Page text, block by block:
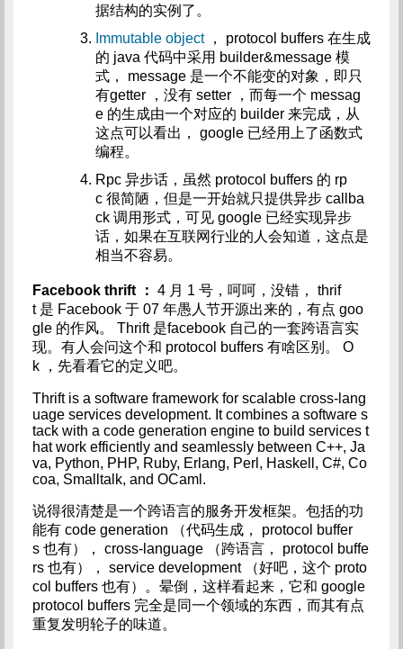
据结构的实例了。
Immutable object， protocol buffers 在生成
的 java 代码中采用 builder&message 模
式， message 是一个不能变的对象，即只
有getter ，没有 setter ，而每一个 messag
e 的生成由一个对应的 builder 来完成，从
这点可以看出， google 已经用上了函数式
编程。
Rpc 异步话，虽然 protocol buffers 的 rp
c 很简陋，但是一开始就只提供异步 callba
ck 调用形式，可见 google 已经实现异步
话，如果在互联网行业的人会知道，这点是
相当不容易。
Facebook thrift ： 4 月 1 号，呵呵，没错， thrif
t 是 Facebook 于 07 年愚人节开源出来的，有点 goo
gle 的作风。 Thrift 是facebook 自己的一套跨语言实
现。有人会问这个和 protocol buffers 有啥区别。 O
k ，先看看它的定义吧。
Thrift is a software framework for scalable cross-lang
uage services development. It combines a software s
tack with a code generation engine to build services t
hat work efficiently and seamlessly between C++, Ja
va, Python, PHP, Ruby, Erlang, Perl, Haskell, C#, Co
coa, Smalltalk, and OCaml.
说得很清楚是一个跨语言的服务开发框架。包括的功
能有 code generation （代码生成， protocol buffer
s 也有）， cross-language （跨语言， protocol buffe
rs 也有）， service development （好吧，这个 proto
col buffers 也有）。晕倒，这样看起来，它和 google
protocol buffers 完全是同一个领域的东西，而其有点
重复发明轮子的味道。